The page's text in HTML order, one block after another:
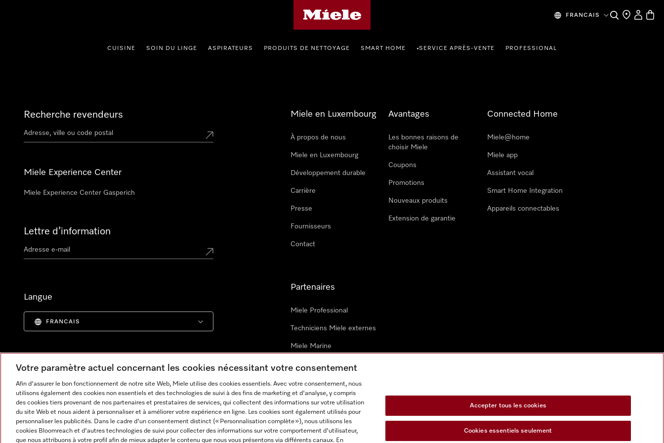
FRANCAIS Recherche
MesPanier
CUISINE SOIN DU LINGE ASPIRATEURS PRODUITS DE NETTOYAGE SMART HOME •SERVICE APRÈS-VENTE PROFESSIONAL
Recherche revendeurs
Miele Experience Center
Miele Experience Center Gasperich
Lettre d’information
Langue
FRANCAIS
Miele en Luxembourg
À propos de nous
Miele en Luxembourg
Développement durable
Carrière
Presse
Fournisseurs
Contact
Avantages
Les bonnes raisons de
choisir Miele
Coupons
Promotions
Nouveaux produits
Extension de garantie
Connected Home
Miele@home
Miele app
Assistant vocal
Smart Home Integration
Appareils connectables
Partenaires
Miele Professional
Techniciens Miele externes
Miele Marine
Architectes & promoteurs
Informations légales CGV Protection des données Conditions d’utilisation Déclaration d'accessibilité
Formulaire de rétractation
Votre paramètre actuel concernant les cookies nécessitant votre consentement
Afin d'assurer le bon fonctionnement de notre site Web, Miele utilise des cookies essentiels. Avec votre consentement, nous
utilisons également des cookies non essentiels et des technologies de suivi à des fins de marketing et d'analyse, y compris
des cookies tiers provenant de nos partenaires et prestataires de services, qui collectent des informations sur votre utilisation
du site Web et nous aident à personnaliser et à améliorer votre expérience en ligne. Les cookies sont également utilisés pour
personnaliser les publicités. Dans le cadre d'un consentement distinct (« Personnalisation complète »), nous utilisons les
cookies Bloomreach et d'autres technologies de suivi pour collecter des informations sur votre comportement d'utilisateur,
que nous attribuons à votre profil afin de mieux adapter le contenu que nous vous présentons via différents canaux. En
Accepter tous les cookies
Cookies essentiels seulement